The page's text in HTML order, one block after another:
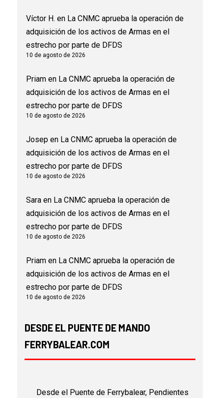
Víctor H. en La CNMC aprueba la operación de
adquisición de los activos de Armas en el
estrecho por parte de DFDS
10 de agosto de 2026
Priam en La CNMC aprueba la operación de
adquisición de los activos de Armas en el
estrecho por parte de DFDS
10 de agosto de 2026
Josep en La CNMC aprueba la operación de
adquisición de los activos de Armas en el
estrecho por parte de DFDS
10 de agosto de 2026
Sara en La CNMC aprueba la operación de
adquisición de los activos de Armas en el
estrecho por parte de DFDS
10 de agosto de 2026
Priam en La CNMC aprueba la operación de
adquisición de los activos de Armas en el
estrecho por parte de DFDS
10 de agosto de 2026
DESDE EL PUENTE DE MANDO
FERRYBALEAR.COM
Desde el Puente de Ferrybalear, Pendientes